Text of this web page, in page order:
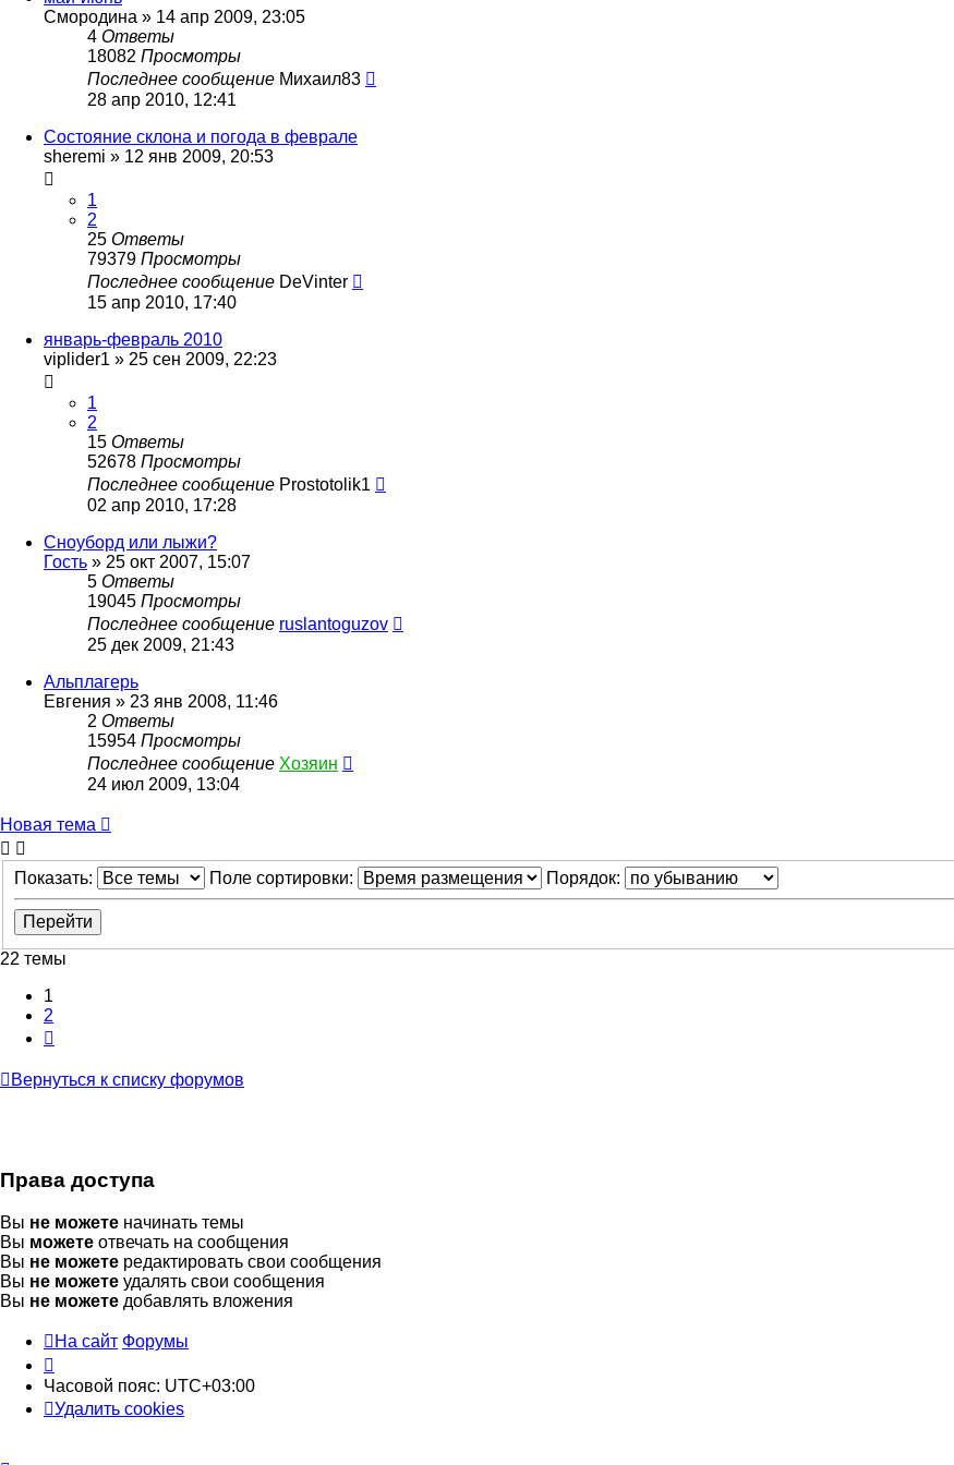
Смородина » 14 апр 2009, 23:05
4 Ответы
18082 Просмотры
Последнее сообщение Михаил83
28 апр 2010, 12:41
Состояние склона и погода в феврале
sheremi » 12 янв 2009, 20:53
1
2
25 Ответы
79379 Просмотры
Последнее сообщение DeVinter
15 апр 2010, 17:40
январь-февраль 2010
viplider1 » 25 сен 2009, 22:23
1
2
15 Ответы
52678 Просмотры
Последнее сообщение Prostotolik1
02 апр 2010, 17:28
Сноуборд или лыжи?
Гость » 25 окт 2007, 15:07
5 Ответы
19045 Просмотры
Последнее сообщение ruslantoguzov
25 дек 2009, 21:43
Альплагерь
Евгения » 23 янв 2008, 11:46
2 Ответы
15954 Просмотры
Последнее сообщение Хозяин
24 июл 2009, 13:04
Новая тема
Показать: Поле сортировки: Порядок:
22 темы
1
2
Вернуться к списку форумов
Права доступа
Вы не можете начинать темы
Вы можете отвечать на сообщения
Вы не можете редактировать свои сообщения
Вы не можете удалять свои сообщения
Вы не можете добавлять вложения
На сайт Форумы
Часовой пояс: UTC+03:00
Удалить cookies